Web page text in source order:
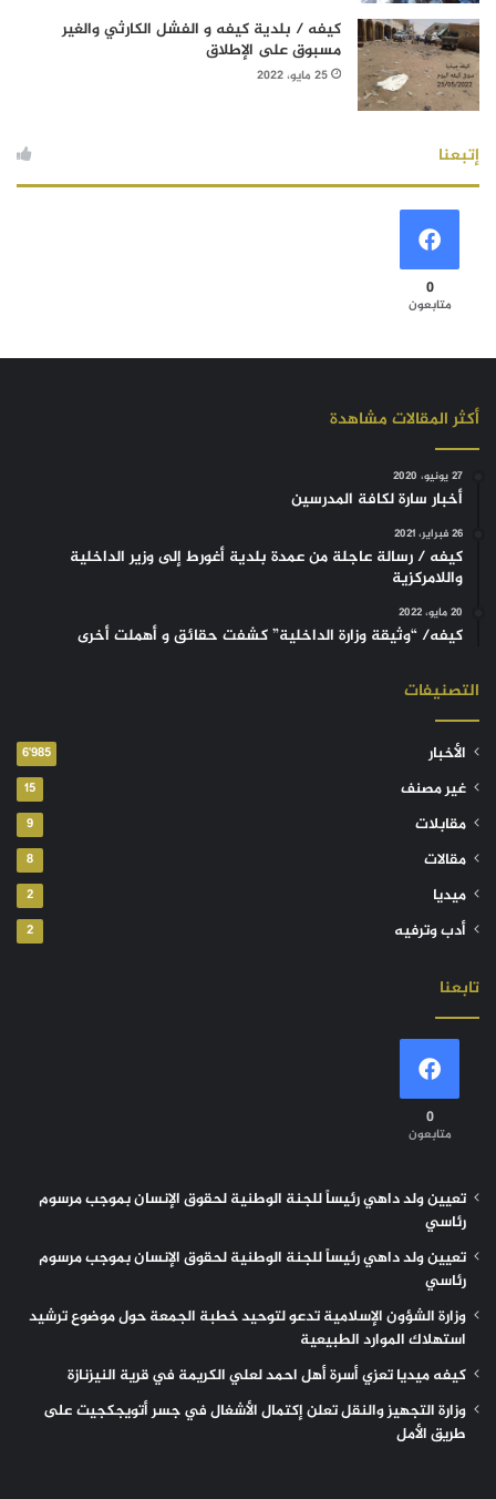
كيفه / بلدية كيفه و الفشل الكارثي والغير
مسبوق على الإطلاق
25 مايو، 2022
إتبعنا
0
متابعون
أكثر المقالات مشاهدة
27 يونيو، 2020
أخبار سارة لكافة المدرسين
26 فبراير، 2021
كيفه / رسالة عاجلة من عمدة بلدية أغورط إلى وزير الداخلية
واللامركزية
20 مايو، 2022
كيفه/ “وثيقة وزارة الداخلية” كشفت حقائق و أهملت أخرى
التصنيفات
الأخبار 6٬985
غير مصنف 15
مقابلات 9
مقالات 8
ميديا 2
أدب وترفيه 2
تابعنا
0
متابعون
تعيين ولد داهي رئيساً للجنة الوطنية لحقوق الإنسان بموجب مرسوم
رئاسي
تعيين ولد داهي رئيساً للجنة الوطنية لحقوق الإنسان بموجب مرسوم
رئاسي
وزارة الشؤون الإسلامية تدعو لتوحيد خطبة الجمعة حول موضوع ترشيد
استهلاك الموارد الطبيعية
كيفه ميديا تعزي أسرة أهل احمد لعلي الكريمة في قرية النيزنازة
وزارة التجهيز والنقل تعلن إكتمال الأشغال في جسر أتويجكجيت على
طريق الأمل